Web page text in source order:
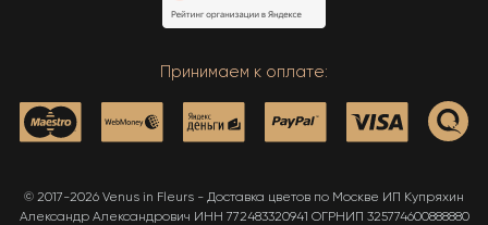
Принимаем к оплате:
© 2017-2026 Venus in Fleurs - Доставка цветов по Москве ИП Купряхин
Александр Александрович ИНН 772483320941 ОГРНИП 325774600888880